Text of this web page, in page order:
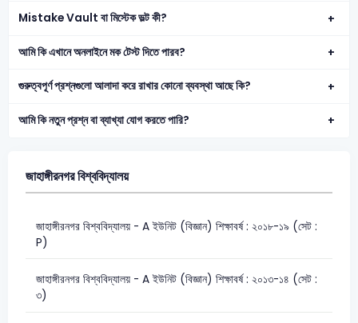
Mistake Vault বা মিস্টেক ভল্ট কী?
আমি কি এখানে অনলাইনে মক টেস্ট দিতে পারব?
গুরুত্বপূর্ণ প্রশ্নগুলো আলাদা করে রাখার কোনো ব্যবস্থা আছে কি?
আমি কি নতুন প্রশ্ন বা ব্যাখ্যা যোগ করতে পারি?
জাহাঙ্গীরনগর বিশ্ববিদ্যালয়
জাহাঙ্গীরনগর বিশ্ববিদ্যালয় - A ইউনিট (বিজ্ঞান) শিক্ষাবর্ষ : ২০১৮-১৯ (সেট :
P)
জাহাঙ্গীরনগর বিশ্ববিদ্যালয় - A ইউনিট (বিজ্ঞান) শিক্ষাবর্ষ : ২০১৩-১৪ (সেট :
৩)